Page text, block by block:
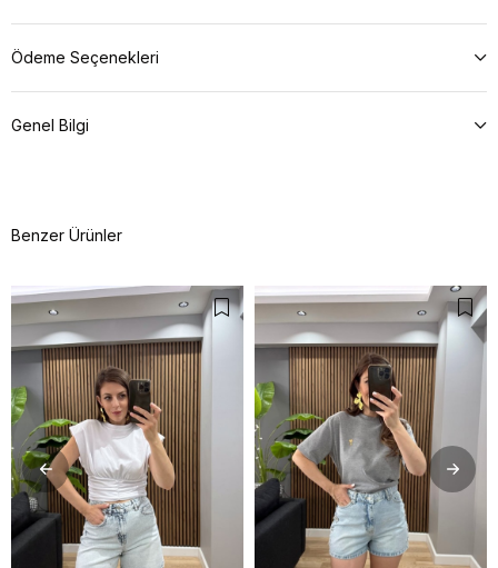
Ödeme Seçenekleri
Genel Bilgi
Benzer Ürünler